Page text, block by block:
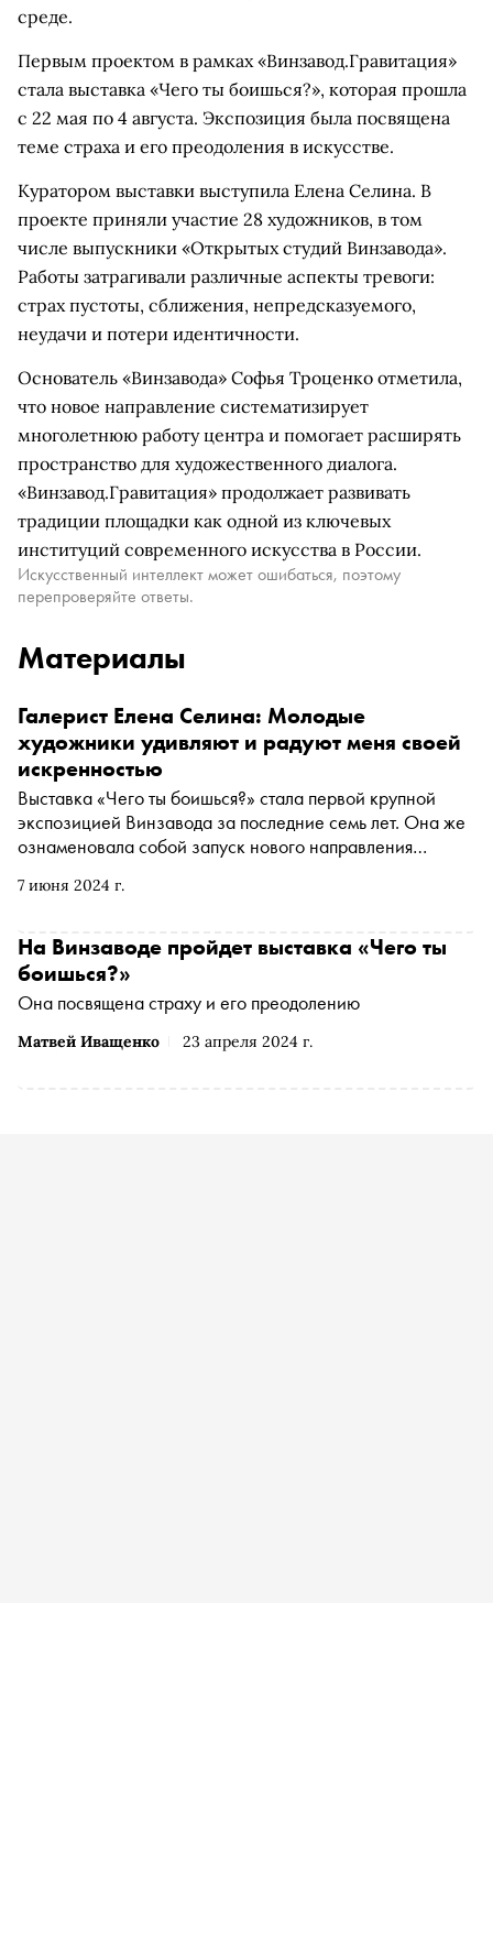
среде.
Первым проектом в рамках «Винзавод.Гравитация»
стала выставка «Чего ты боишься?», которая прошла
с 22 мая по 4 августа. Экспозиция была посвящена
теме страха и его преодоления в искусстве.
Куратором выставки выступила Елена Селина. В
проекте приняли участие 28 художников, в том
числе выпускники «Открытых студий Винзавода».
Работы затрагивали различные аспекты тревоги:
страх пустоты, сближения, непредсказуемого,
неудачи и потери идентичности.
Основатель «Винзавода» Софья Троценко отметила,
что новое направление систематизирует
многолетнюю работу центра и помогает расширять
пространство для художественного диалога.
«Винзавод.Гравитация» продолжает развивать
традиции площадки как одной из ключевых
институций современного искусства в России.
Искусственный интеллект может ошибаться, поэтому
перепроверяйте ответы.
Материалы
7 июня 2024 г.
Галерист Елена Селина: Молодые
художники удивляют и радуют меня своей
искренностью
Выставка «Чего ты боишься?» стала первой крупной
экспозицией Винзавода за последние семь лет. Она же
ознаменовала собой запуск нового направления
Винзавод.Гравитация. Это антология современного
ЦСИ: выставочной, издательской и публичной
деятельности Винзавода. Основательница галереи XL и
куратор «Чего ты боишься?» Елена Селина рассказала
«Снобу», как родилась идея проекта, что значит быть
куратором и какие страхи преследуют ее
Матвей Иващенко 23 апреля 2024 г.
На Винзаводе пройдет выставка «Чего ты
боишься?»
Она посвящена страху и его преодолению